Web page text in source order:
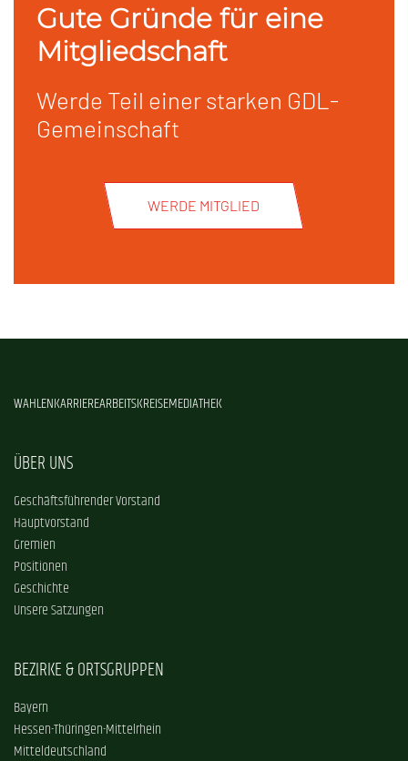
Gute Gründe für eine
Mitgliedschaft
Werde Teil einer starken GDL-
Gemeinschaft
WERDE MITGLIED
WAHLENKARRIEREARBEITSKREISEMEDIATHEK
ÜBER UNS
Geschäftsführender Vorstand
Hauptvorstand
Gremien
Positionen
Geschichte
Unsere Satzungen
BEZIRKE & ORTSGRUPPEN
Bayern
Hessen-Thüringen-Mittelrhein
Mitteldeutschland